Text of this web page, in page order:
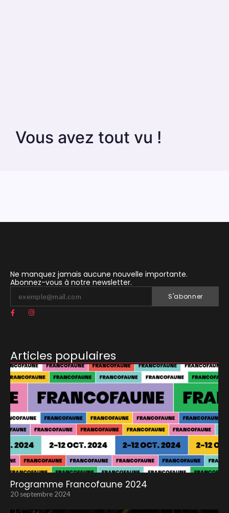
Vous avez tout vu !
Ne manquez jamais aucune nouvelle importante.
Abonnez-vous à notre newsletter.
S'abonner
Articles populaires
Programme Francofaune 2024
20 septembre 2024